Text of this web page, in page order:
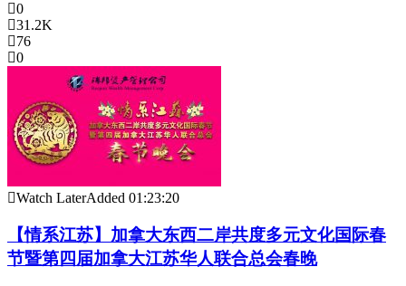
0
31.2K
76
0
Watch LaterAdded 01:23:20
【情系江苏】加拿大东西二岸共度多元文化国际春
节暨第四届加拿大江苏华人联合总会春晚